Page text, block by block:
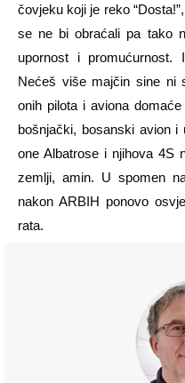
čovjeku koji je reko
se ne bi obraćali pa tako
upornost i promućurnost.
Nećeš više majčin sine ni
onih pilota i aviona
bošnjački, bosanski avion
one Albatrose i njihova 4S
zemlji, amin. U spomen
nakon ARBIH ponovo
rata.